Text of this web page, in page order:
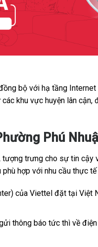
bộ với hạ tầng
khu vực huyện lân
Phú
trưng cho sự tin cậy
hợp với nhu cầu thực
của Viettel đặt tại Việt
thông báo tức thì về